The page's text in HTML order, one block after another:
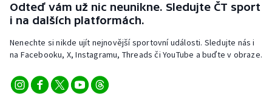
Triatlon
Veslování
Vodní slalom
Odteď vám už nic neunikne. Sledujte ČT sport
i na dalších platformách.
Nenechte si nikde ujít nejnovější sportovní události. Sledujte nás i
na Facebooku, X, Instagramu, Threads či YouTube a buďte v obraze.